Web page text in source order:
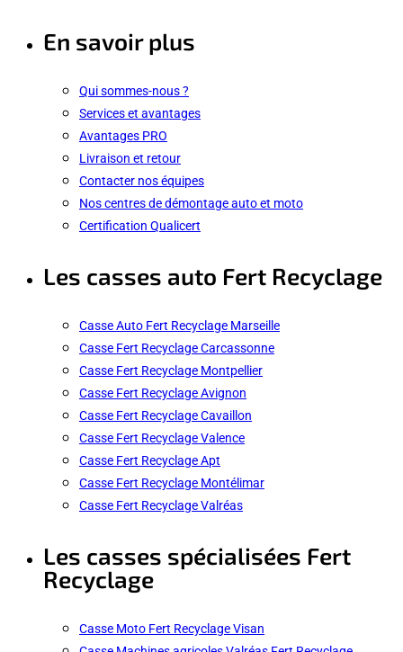
En savoir plus
Qui sommes-nous ?
Services et avantages
Avantages PRO
Livraison et retour
Contacter nos équipes
Nos centres de démontage auto et moto
Certification Qualicert
Les casses auto Fert Recyclage
Casse Auto Fert Recyclage Marseille
Casse Fert Recyclage Carcassonne
Casse Fert Recyclage Montpellier
Casse Fert Recyclage Avignon
Casse Fert Recyclage Cavaillon
Casse Fert Recyclage Valence
Casse Fert Recyclage Apt
Casse Fert Recyclage Montélimar
Casse Fert Recyclage Valréas
Les casses spécialisées Fert
Recyclage
Casse Moto Fert Recyclage Visan